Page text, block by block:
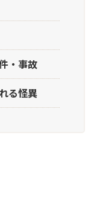
・事故
る怪異